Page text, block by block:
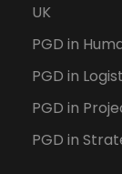
UK
PGD in
PGD in
PGD in
PGD in